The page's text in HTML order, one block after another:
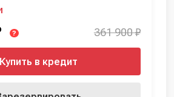
? 361 900 ₽
Купить в кредит